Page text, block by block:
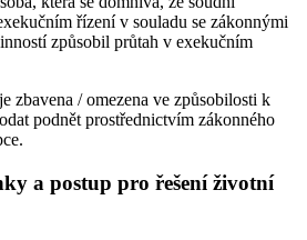
řízení v souladu se zákonnými
způsobil průtah v exekučním
zbavena / omezena ve způsobilosti k
podnět prostřednictvím zákonného
a postup pro řešení životní